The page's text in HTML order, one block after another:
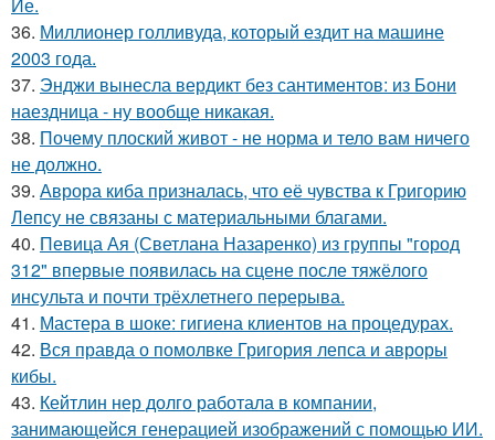
Йе.
36. Миллионер голливуда, который ездит на машине
2003 года.
37. Энджи вынесла вердикт без сантиментов: из Бони
наездница - ну вообще никакая.
38. Почему плоский живот - не норма и тело вам ничего
не должно.
39. Аврора киба призналась, что её чувства к Григорию
Лепсу не связаны с материальными благами.
40. Певица Ая (Светлана Назаренко) из группы "город
312" впервые появилась на сцене после тяжёлого
инсульта и почти трёхлетнего перерыва.
41. Мастера в шоке: гигиена клиентов на процедурах.
42. Вся правда о помолвке Григория лепса и авроры
кибы.
43. Кейтлин нер долго работала в компании,
занимающейся генерацией изображений с помощью ИИ.